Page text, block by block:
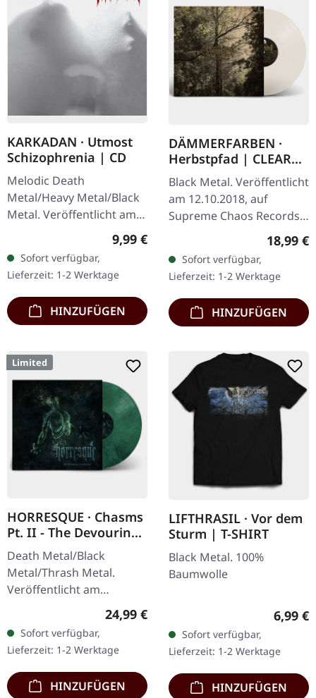
KARKADAN · Utmost
Schizophrenia | CD
Melodic Death
Metal/Heavy Metal/Black
Metal. Veröffentlicht am
08.03.2004, auf Supreme
Chaos Records. CD im
Jewelcase mit 16-seitigem
Booklet.…
Regulärer Preis:
9,99 €
Sofort verfügbar,
Lieferzeit: 1-2 Werktage
HINZUFÜGEN
DÄMMERFARBEN ·
Herbstpfad | CLEAR
LP
Black Metal. Veröffentlicht
am 12.10.2018, auf
Supreme Chaos Records.
Transparentes Vinyl
limitiert auf nur 200
Exemplare. Diese
hochwertige…
18,99 €
Sofort verfügbar,
Lieferzeit: 1-2 Werktage
HINZUFÜGEN
Limited
HORRESQUE · Chasms
Pt. II - The Devouring
Exorbitance |
MARBLED LP
Death Metal/Black
Metal/Thrash Metal.
Veröffentlicht am
22.03.2024, auf Supreme
Chaos Records. Exklusives
'Malstrom
Clear/Grün/Schwarz
marmoriertes'…
Regulärer Preis:
24,99 €
Sofort verfügbar,
Lieferzeit: 1-2 Werktage
HINZUFÜGEN
LIFTHRASIL · Vor dem
Sturm | T-SHIRT
Black Metal. 100%
Baumwolle
6,99 €
Sofort verfügbar,
Lieferzeit: 1-2 Werktage
HINZUFÜGEN